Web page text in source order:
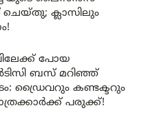
ക്ലാസിലും
പോയ
ബസ് മറിഞ്ഞ്
ഡ്രൈവറും കണ്ടക്ടറും
പരുക്ക്!